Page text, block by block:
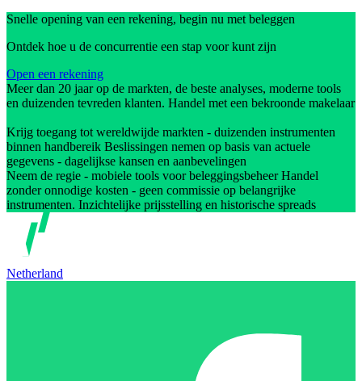
Snelle opening van een rekening, begin nu met beleggen
Ontdek hoe u de concurrentie een stap voor kunt zijn
Open een rekening
Meer dan 20 jaar op de markten, de beste analyses, moderne tools
en duizenden tevreden klanten. Handel met een bekroonde makelaar
Krijg toegang tot wereldwijde markten - duizenden instrumenten
binnen handbereik Beslissingen nemen op basis van actuele
gegevens - dagelijkse kansen en aanbevelingen
Neem de regie - mobiele tools voor beleggingsbeheer Handel
zonder onnodige kosten - geen commissie op belangrijke
instrumenten. Inzichtelijke prijsstelling en historische spreads
Netherland